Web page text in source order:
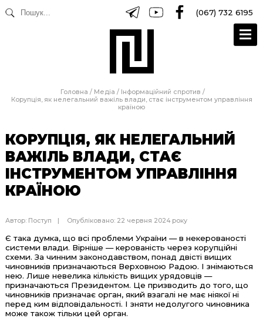
(067) 732 6195
Головна / Медіа / Інформаційний спротив /
Корупція, як нелегальний важіль влади, стає інструментом управління
країною
КОРУПЦІЯ, ЯК НЕЛЕГАЛЬНИЙ
ВАЖІЛЬ ВЛАДИ, СТАЄ
ІНСТРУМЕНТОМ УПРАВЛІННЯ
КРАЇНОЮ
Автор: Поступ Опубліковано: 22 червня 2024 року
Є така думка, що всі проблеми України — в некерованості
системи влади. Вірніше — керованість через корупційні
схеми. За чинним законодавством, понад двісті вищих
чиновників призначаються Верховною Радою. І знімаються
нею. Лише невелика кількість вищих урядовців —
призначаються Президентом. Це призводить до того, що
чиновників призначає орган, який взагалі не має ніякої ні
перед ким відповідальності. І зняти недолугого чиновника
може також тільки цей орган.